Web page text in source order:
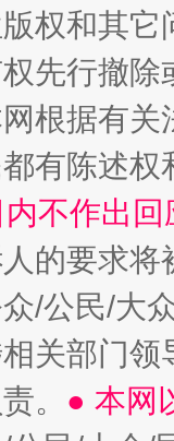
权和其它
先行撤
根据有
有陈述
不作出
的要求将
/公民/大
关部门
。 ● 本网